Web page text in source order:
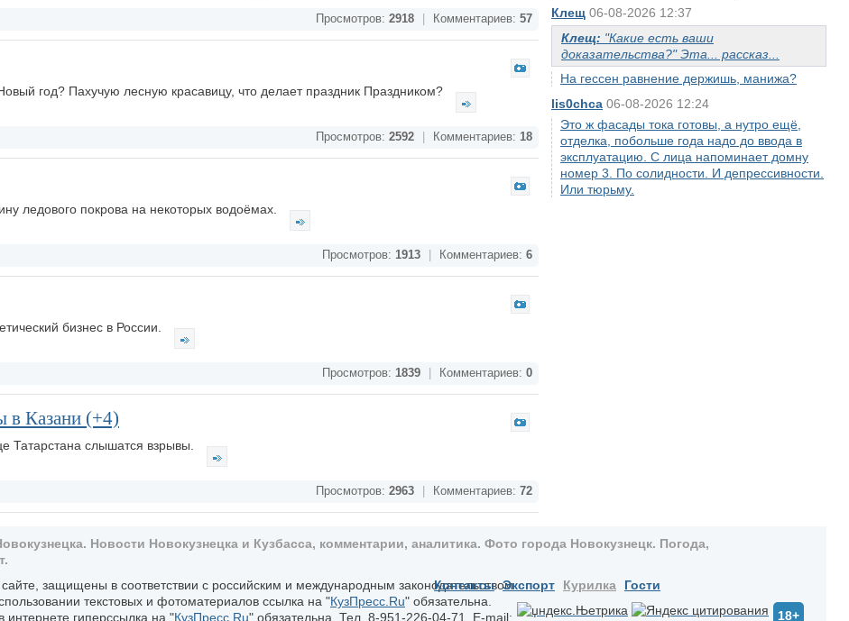
Клещ 06-08-2026 12:37
Клещ: "Какие есть ваши
доказательства?" Эта... рассказ...
На гессен равнение держишь, манижа?
lis0chca 06-08-2026 12:24
Это ж фасады тока готовы, а нутро ещё,
отделка, побольше года надо до ввода в
эксплуатацию. С лица напоминает домну
номер 3. По солидности. И депрессивности.
Или тюрьму.
Просмотров: 2918 Комментариев: 57
год? Пахучую лесную красавицу, что делает праздник Праздником?
Просмотров: 2592 Комментариев: 18
ледового покрова на некоторых водоёмах.
Просмотров: 1913 Комментариев: 6
бизнес в России.
Просмотров: 1839 Комментариев: 0
в Казани (+4)
Татарстана слышатся взрывы.
Просмотров: 2963 Комментариев: 72
Новости Новокузнецка и Кузбасса, комментарии, аналитика. Фото города Новокузнецк. Погода,
защищены в соответствии с российским и международным законодательством
текстовых и фотоматериалов ссылка на "КузПресс.Ru" обязательна.
гиперссылка на "КузПресс.Ru" обязательна. Тел. 8-951-226-04-71. E-mail:
Контакты Экспорт Курилка Гости
18+